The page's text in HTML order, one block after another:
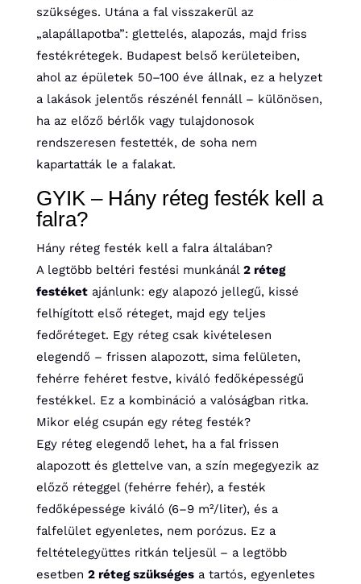
szükséges. Utána a fal visszakerül az
„alapállapotba”: glettelés, alapozás, majd friss
festékrétegek. Budapest belső kerületeiben,
ahol az épületek 50–100 éve állnak, ez a helyzet
a lakások jelentős részénél fennáll – különösen,
ha az előző bérlők vagy tulajdonosok
rendszeresen festették, de soha nem
kapartatták le a falakat.
GYIK – Hány réteg festék kell a
falra?
Hány réteg festék kell a falra általában?
A legtöbb beltéri festési munkánál 2 réteg
festéketajánlunk: egy alapozó jellegű, kissé
felhígított első réteget, majd egy teljes
fedőréteget. Egy réteg csak kivételesen
elegendő – frissen alapozott, sima felületen,
fehérre fehéret festve, kiváló fedőképességű
festékkel. Ez a kombináció a valóságban ritka.
Mikor elég csupán egy réteg festék?
Egy réteg elegendő lehet, ha a fal frissen
alapozott és glettelve van, a szín megegyezik az
előző réteggel (fehérre fehér), a festék
fedőképessége kiváló (6–9 m²/liter), és a
falfelület egyenletes, nem porózus. Ez a
feltételegyüttes ritkán teljesül – a legtöbb
esetben 2 réteg szükségesa tartós, egyenletes